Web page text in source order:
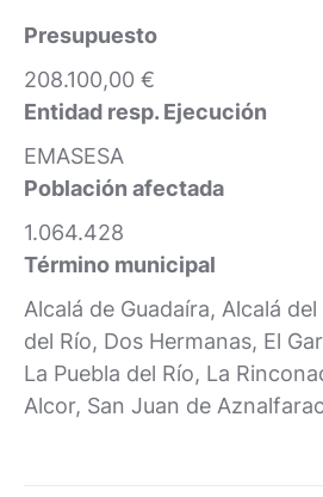
Presupuesto
208.100,00 €
Entidad resp. Ejecución
EMASESA
Población afectada
1.064.428
Término municipal
Alcalá de Guadaíra, Alcalá
del Río, Dos Hermanas, El
La Puebla del Río, La
Alcor, San Juan de